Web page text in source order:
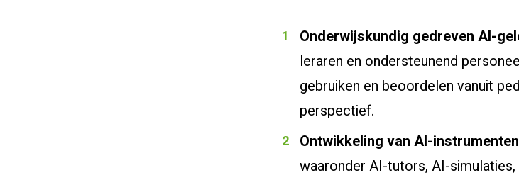
Onderwijskundig gedreven AI-
leraren en ondersteunend
gebruiken en beoordelen vanuit
perspectief.
Ontwikkeling van AI-
waaronder AI-tutors, AI-